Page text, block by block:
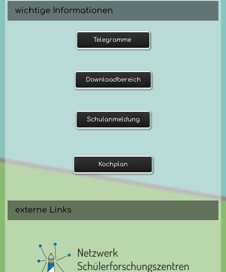
wichtige Informationen
Telegramme
Downloadbereich
Schulanmeldung
Kochplan
externe Links